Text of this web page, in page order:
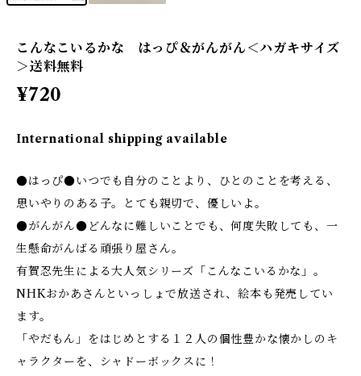
こんなこいるかな はっぴ＆がんがん＜ハガキサイズ
＞送料無料
¥720
International shipping available
●はっぴ●いつでも自分のことより、ひとのことを考える、
思いやりのある子。とても親切で、優しいよ。
●がんがん●どんなに難しいことでも、何度失敗しても、一
生懸命がんばる頑張り屋さん。
有賀忍先生による大人気シリーズ「こんなこいるかな」。
NHKおかあさんといっしょで放送され、絵本も発売してい
ます。
「やだもん」をはじめとする１２人の個性豊かな懐かしのキ
ャラクターを、シャドーボックスに！